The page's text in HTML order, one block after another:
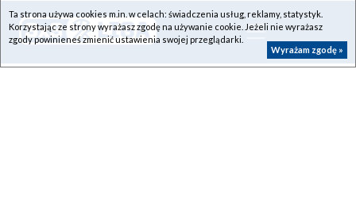
Ta strona używa cookies m.in. w celach: świadczenia usług, reklamy, statystyk.
Korzystając ze strony wyrażasz zgodę na używanie cookie. Jeżeli nie wyrażasz
zgody powinieneś zmienić ustawienia swojej przeglądarki.
Wyrażam zgodę »